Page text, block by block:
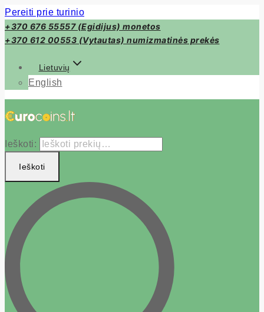
Pereiti prie turinio
+370 676 55557 (Egidijus) monetos
+370 612 00553 (Vytautas) numizmatinės prekės
Lietuvių
English
Ieškoti:
Ieškoti